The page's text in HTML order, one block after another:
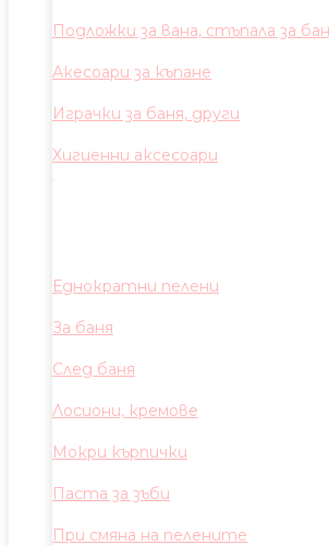
Подложки за вана, стъпала за
Акесоари за къпане
Играчки за баня, други
Хигиенни аксесоари
Еднократни пелени
За баня
След баня
Лосиони, кремове
Мокри кърпички
Паста за зъби
При смяна на пелените